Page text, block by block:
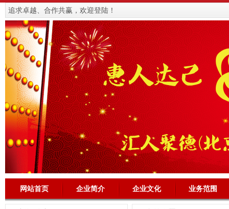
追求卓越、合作共赢，欢迎登陆！
网站首页 企业简介 企业文化 业务范围